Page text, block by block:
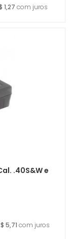
1,27 com juros
.40S&W e
5,71 com juros